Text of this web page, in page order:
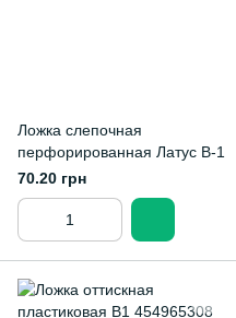
Ложка слепочная
перфорированная Латус В-1
70.20 грн